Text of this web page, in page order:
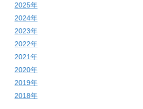
2025年
2024年
2023年
2022年
2021年
2020年
2019年
2018年